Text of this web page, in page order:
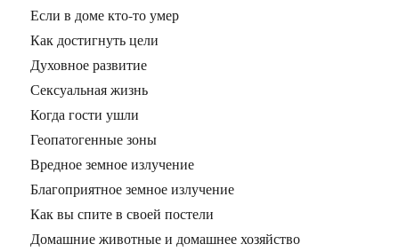
Если в доме кто-то умер
Как достигнуть цели
Духовное развитие
Сексуальная жизнь
Когда гости ушли
Геопатогенные зоны
Вредное земное излучение
Благоприятное земное излучение
Как вы спите в своей постели
Домашние животные и домашнее хозяйство